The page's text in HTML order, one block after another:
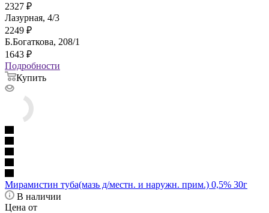
2327 ₽
Лазурная, 4/3
2249 ₽
Б.Богаткова, 208/1
1643 ₽
Подробности
Купить
Мирамистин туба(мазь д/местн. и наружн. прим.) 0,5% 30г
В наличии
Цена от